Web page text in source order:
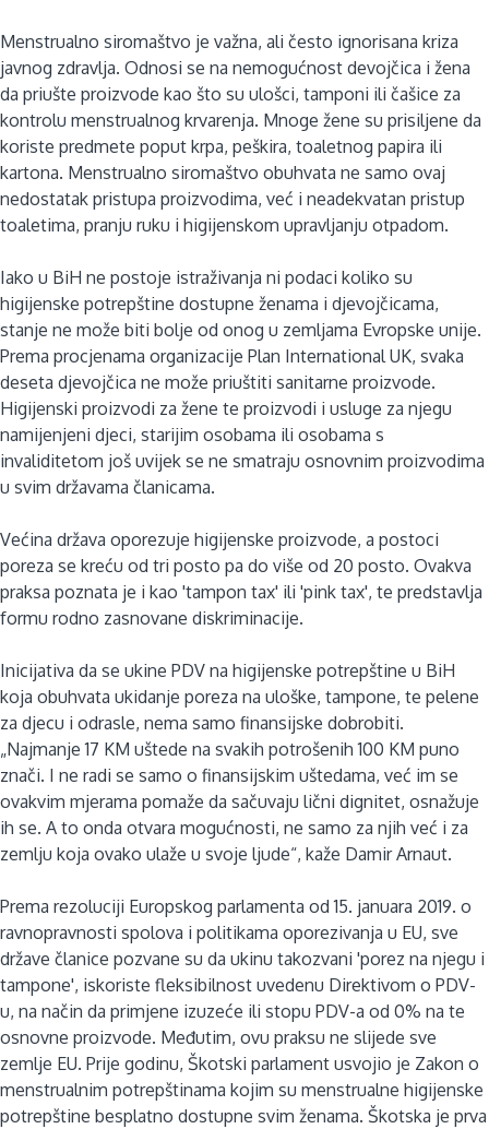
Menstrualno siromaštvo je važna, ali često ignorisana kriza
javnog zdravlja. Odnosi se na nemogućnost devojčica i žena
da priušte proizvode kao što su ulošci, tamponi ili čašice za
kontrolu menstrualnog krvarenja. Mnoge žene su prisiljene da
koriste predmete poput krpa, peškira, toaletnog papira ili
kartona. Menstrualno siromaštvo obuhvata ne samo ovaj
nedostatak pristupa proizvodima, već i neadekvatan pristup
toaletima, pranju ruku i higijenskom upravljanju otpadom.
Iako u BiH ne postoje istraživanja ni podaci koliko su
higijenske potrepštine dostupne ženama i djevojčicama,
stanje ne može biti bolje od onog u zemljama Evropske unije.
Prema procjenama organizacije Plan International UK, svaka
deseta djevojčica ne može priuštiti sanitarne proizvode.
Higijenski proizvodi za žene te proizvodi i usluge za njegu
namijenjeni djeci, starijim osobama ili osobama s
invaliditetom još uvijek se ne smatraju osnovnim proizvodima
u svim državama članicama.
Većina država oporezuje higijenske proizvode, a postoci
poreza se kreću od tri posto pa do više od 20 posto. Ovakva
praksa poznata je i kao 'tampon tax' ili 'pink tax', te predstavlja
formu rodno zasnovane diskriminacije.
Inicijativa da se ukine PDV na higijenske potrepštine u BiH
koja obuhvata ukidanje poreza na uloške, tampone, te pelene
za djecu i odrasle, nema samo finansijske dobrobiti.
„Najmanje 17 KM uštede na svakih potrošenih 100 KM puno
znači. I ne radi se samo o finansijskim uštedama, već im se
ovakvim mjerama pomaže da sačuvaju lični dignitet, osnažuje
ih se. A to onda otvara mogućnosti, ne samo za njih već i za
zemlju koja ovako ulaže u svoje ljude“, kaže Damir Arnaut.
Prema rezoluciji Europskog parlamenta od 15. januara 2019. o
ravnopravnosti spolova i politikama oporezivanja u EU, sve
države članice pozvane su da ukinu takozvani 'porez na njegu i
tampone', iskoriste fleksibilnost uvedenu Direktivom o PDV-
u, na način da primjene izuzeće ili stopu PDV-a od 0% na te
osnovne proizvode. Međutim, ovu praksu ne slijede sve
zemlje EU. Prije godinu, Škotski parlament usvojio je Zakon o
menstrualnim potrepštinama kojim su menstrualne higijenske
potrepštine besplatno dostupne svim ženama. Škotska je prva